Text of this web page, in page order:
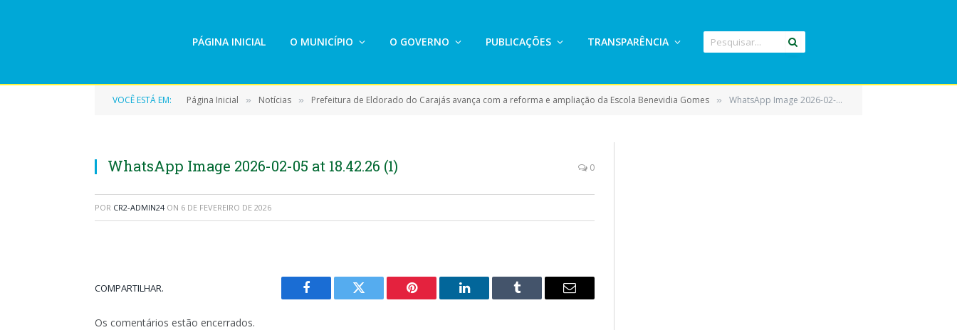
PÁGINA INICIAL O MUNICÍPIO O GOVERNO PUBLICAÇÕES TRANSPARÊNCIA
VOCÊ ESTÁ EM: Página Inicial » Notícias » Prefeitura de Eldorado do Carajás avança com a reforma e ampliação da Escola Benevidia Gomes » WhatsApp Image 2026-02-05 at 18.42.26 (1)
WhatsApp Image 2026-02-05 at 18.42.26 (1) 0
POR CR2-ADMIN24 ON 6 DE FEVEREIRO DE 2026
COMPARTILHAR.
Facebook Twitter Pinterest LinkedIn Tumblr
E-
Os comentários estão encerrados.